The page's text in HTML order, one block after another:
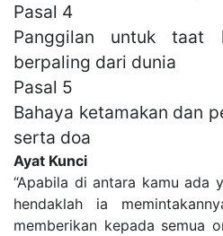
Pasal 4
Panggilan untuk taat
berpaling dari dunia
Pasal 5
Bahaya ketamakan dan
serta doa
Ayat Kunci
“Apabila di antara kamu ada
hendaklah ia
memberikan kepada semua